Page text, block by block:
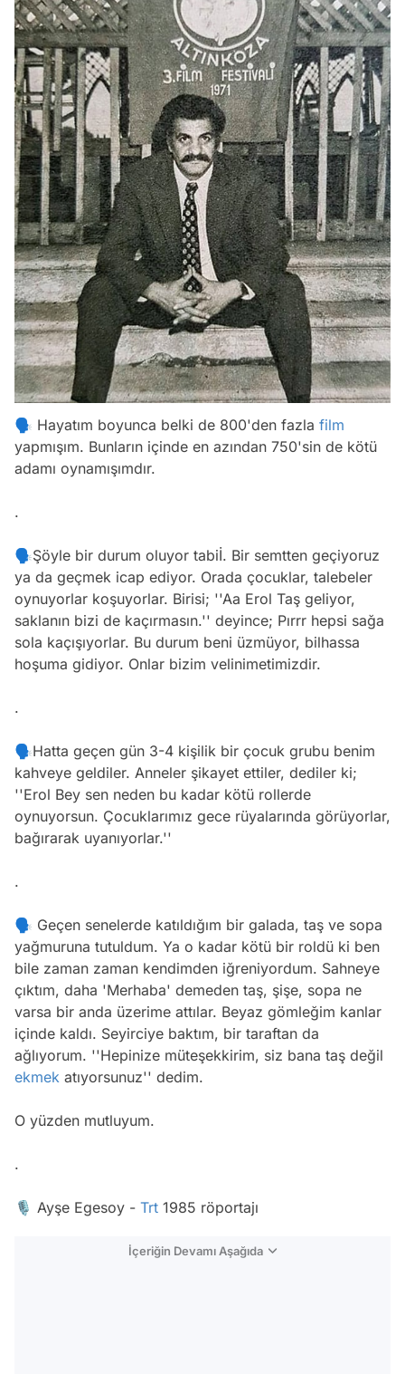
🗣 Hayatım boyunca belki de 800'den fazla film
yapmışım. Bunların içinde en azından 750'sin de kötü
adamı oynamışımdır.
.
🗣Şöyle bir durum oluyor tabiİ. Bir semtten geçiyoruz
ya da geçmek icap ediyor. Orada çocuklar, talebeler
oynuyorlar koşuyorlar. Birisi; ''Aa Erol Taş geliyor,
saklanın bizi de kaçırmasın.'' deyince; Pırrr hepsi sağa
sola kaçışıyorlar. Bu durum beni üzmüyor, bilhassa
hoşuma gidiyor. Onlar bizim velinimetimizdir.
.
🗣Hatta geçen gün 3-4 kişilik bir çocuk grubu benim
kahveye geldiler. Anneler şikayet ettiler, dediler ki;
''Erol Bey sen neden bu kadar kötü rollerde
oynuyorsun. Çocuklarımız gece rüyalarında görüyorlar,
bağırarak uyanıyorlar.''
.
🗣 Geçen senelerde katıldığım bir galada, taş ve sopa
yağmuruna tutuldum. Ya o kadar kötü bir roldü ki ben
bile zaman zaman kendimden iğreniyordum. Sahneye
çıktım, daha 'Merhaba' demeden taş, şişe, sopa ne
varsa bir anda üzerime attılar. Beyaz gömleğim kanlar
içinde kaldı. Seyirciye baktım, bir taraftan da
ağlıyorum. ''Hepinize müteşekkirim, siz bana taş değil
ekmek atıyorsunuz'' dedim.
O yüzden mutluyum.
.
🎙 Ayşe Egesoy - Trt 1985 röportajı
İçeriğin Devamı Aşağıda